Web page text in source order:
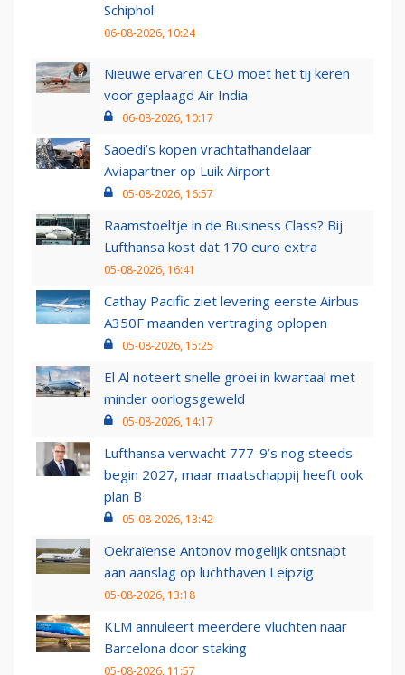
Schiphol
06-08-2026, 10:24
Nieuwe ervaren CEO moet het tij keren
voor geplaagd Air India
06-08-2026, 10:17
Saoedi’s kopen vrachtafhandelaar
Aviapartner op Luik Airport
05-08-2026, 16:57
Raamstoeltje in de Business Class? Bij
Lufthansa kost dat 170 euro extra
05-08-2026, 16:41
Cathay Pacific ziet levering eerste Airbus
A350F maanden vertraging oplopen
05-08-2026, 15:25
El Al noteert snelle groei in kwartaal met
minder oorlogsgeweld
05-08-2026, 14:17
Lufthansa verwacht 777-9’s nog steeds
begin 2027, maar maatschappij heeft ook
plan B
05-08-2026, 13:42
Oekraïense Antonov mogelijk ontsnapt
aan aanslag op luchthaven Leipzig
05-08-2026, 13:18
KLM annuleert meerdere vluchten naar
Barcelona door staking
05-08-2026, 11:57